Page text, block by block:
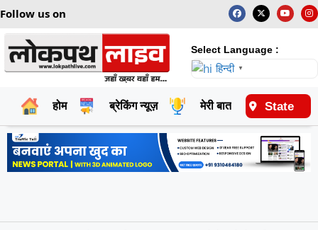
Follow us on
Select Language :
हिन्दी ▼
होम ब्रेकिंग न्यूज़ मेरी बात राष्ट्रीय
State